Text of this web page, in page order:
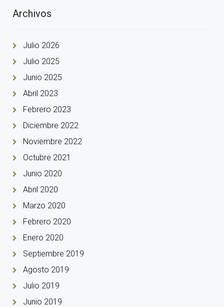
Archivos
Julio 2026
Julio 2025
Junio 2025
Abril 2023
Febrero 2023
Diciembre 2022
Noviembre 2022
Octubre 2021
Junio 2020
Abril 2020
Marzo 2020
Febrero 2020
Enero 2020
Septiembre 2019
Agosto 2019
Julio 2019
Junio 2019